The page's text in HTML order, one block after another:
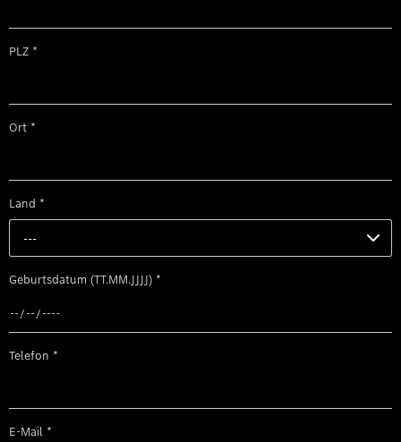
PLZ *
Ort *
Land *
---
Geburtsdatum (TT.MM.JJJJ) *
Telefon *
E-Mail *